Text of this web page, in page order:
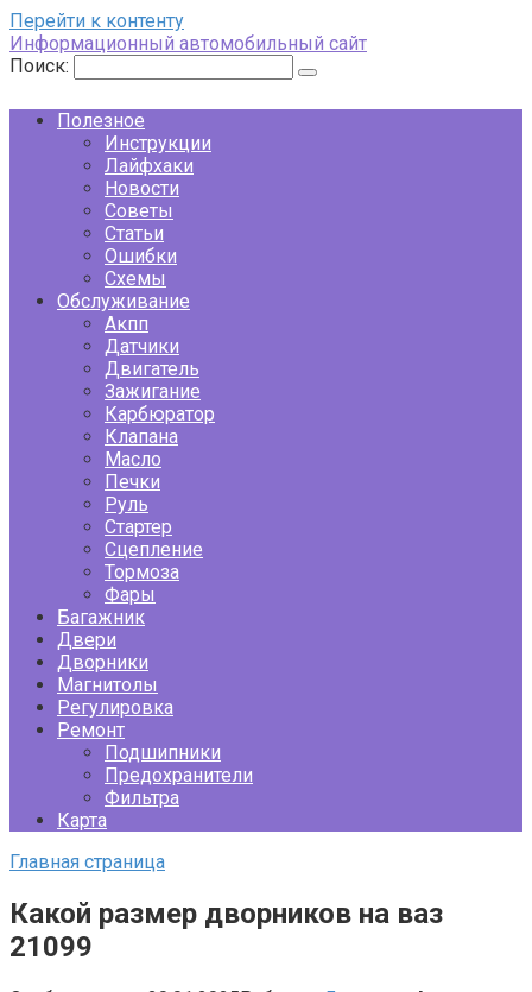
Перейти к контенту
Информационный автомобильный сайт
Поиск:
Полезное
Инструкции
Лайфхаки
Новости
Советы
Статьи
Ошибки
Схемы
Обслуживание
Акпп
Датчики
Двигатель
Зажигание
Карбюратор
Клапана
Масло
Печки
Руль
Стартер
Сцепление
Тормоза
Фары
Багажник
Двери
Дворники
Магнитолы
Регулировка
Ремонт
Подшипники
Предохранители
Фильтра
Карта
Главная страница
Какой размер дворников на ваз
21099